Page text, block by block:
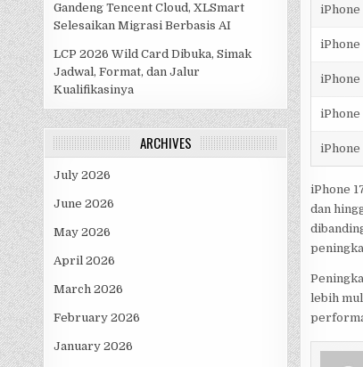
Gandeng Tencent Cloud, XLSmart
Selesaikan Migrasi Berbasis AI
LCP 2026 Wild Card Dibuka, Simak
Jadwal, Format, dan Jalur
Kualifikasinya
ARCHIVES
July 2026
June 2026
May 2026
April 2026
March 2026
February 2026
January 2026
iPhone
iPhone
iPhone
iPhone
iPhone
iPhone
dan
lebih